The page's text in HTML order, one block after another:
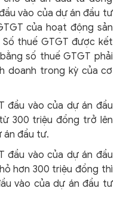
vào của dự án đầu tư
của hoạt động sản
thuế GTGT được kết
số thuế GTGT phải
doanh trong kỳ của cơ
đầu vào của dự án đầu
300 triệu đồng trở lên
án đầu tư.
đầu vào của dự án đầu
hơn 300 triệu đồng thì
vào của dự án đầu tư